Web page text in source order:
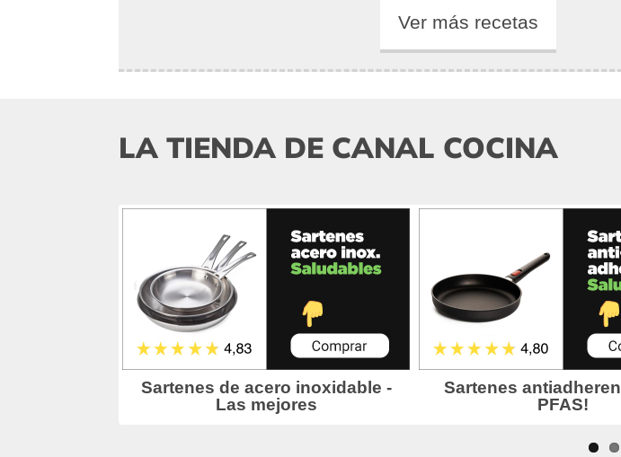
Ver más recetas
LA TIENDA DE CANAL COCINA